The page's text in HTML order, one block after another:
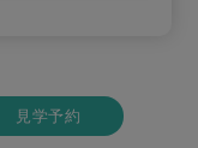
見学予約